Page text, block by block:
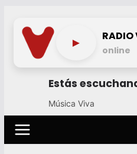
content
► RADIO
online
Estás
Música Viva